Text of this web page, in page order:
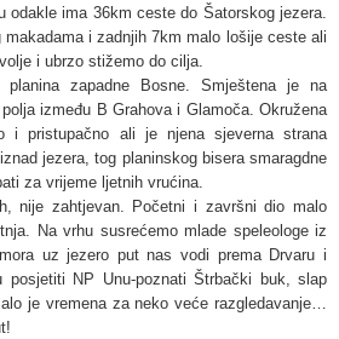
odakle ima 36km ceste do Šatorskog jezera.
i zadnjih 7km malo lošije ceste ali
i ubrzo stižemo do cilja.
planina zapadne Bosne. Smještena je na
između B Grahova i Glamoča. Okružena
i pristupačno ali je njena sjeverna strana
jezera, tog planinskog bisera smaragdne
za vrijeme ljetnih vrućina.
nije zahtjevan. Početni i završni dio malo
Na vrhu susrećemo mlade speleologe iz
uz jezero put nas vodi prema Drvaru i
posjetiti NP Unu-poznati Štrbački buk, slap
je vremena za neko veće razgledavanje…